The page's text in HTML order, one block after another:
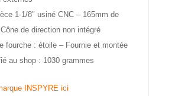
1-1/8″ usiné CNC – 165mm de
de direction non intégré
fourche : étoile – Fournie et montée
au shop : 1030 grammes
INSPYRE ici